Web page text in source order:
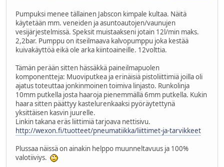
Pumpuksi menee tällainen Jabscon kimpale kultaa. Näitä
käytetään mm. veneiden ja asuntoautojen/vaunujen
vesijärjestelmissä. Speksit muistaakseni jotain 12l/min maks.
2,2bar. Pumppu on itseilmaava kalvopumppu joka kestää
kuivakäyttöä eikä ole arka kiintoaineille. 12volttia.
Tämän perään sitten hässäkkä paineilmapuolen
komponentteja: Muoviputkea ja erinäisiä pistoliittimiä joilla oli
ajatus toteuttaa jonkinmoinen toimiva linjasto. Runkolinja
10mm putkella josta haaroja pienemmällä 6mm putkella. Kukin
haara sitten päättyy kastelurenkaaksi pyöräytettynä
yksittäisen kasvin juurelle.
Linkin takana eräs liittimiä tarjoava nettisivu.
http://wexon.fi/tuotteet/pneumatiikka/liittimet-ja-tarvikkeet
Plussaa näissä on ainakin helppo muunneltavuus ja 100%
valotiiviys.